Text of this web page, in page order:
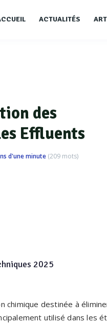
ACTUALITÉS
des
Effluents
d'une minute (209 mots)
2025
chimique destinée à
utilisé dans les